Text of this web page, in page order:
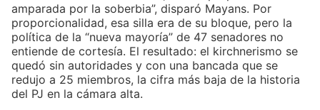
amparada por la soberbia”, disparó Mayans. Por
proporcionalidad, esa silla era de su bloque, pero la
política de la “nueva mayoría” de 47 senadores no
entiende de cortesía. El resultado: el kirchnerismo se
quedó sin autoridades y con una bancada que se
redujo a 25 miembros, la cifra más baja de la historia
del PJ en la cámara alta.